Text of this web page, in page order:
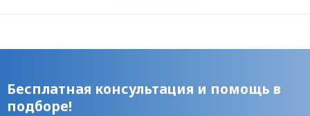
Бесплатная консультация и помощь в
подборе!